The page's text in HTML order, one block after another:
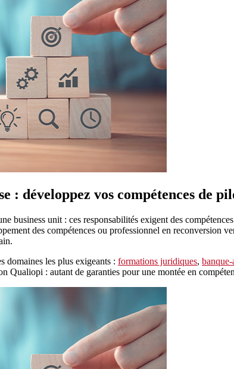
: développez vos compétences de
business unit : ces responsabilités exigent des
des compétences ou professionnel en reconversion
domaines les plus exigeants : formations juridiques, banque-
Qualiopi : autant de garanties pour une montée en